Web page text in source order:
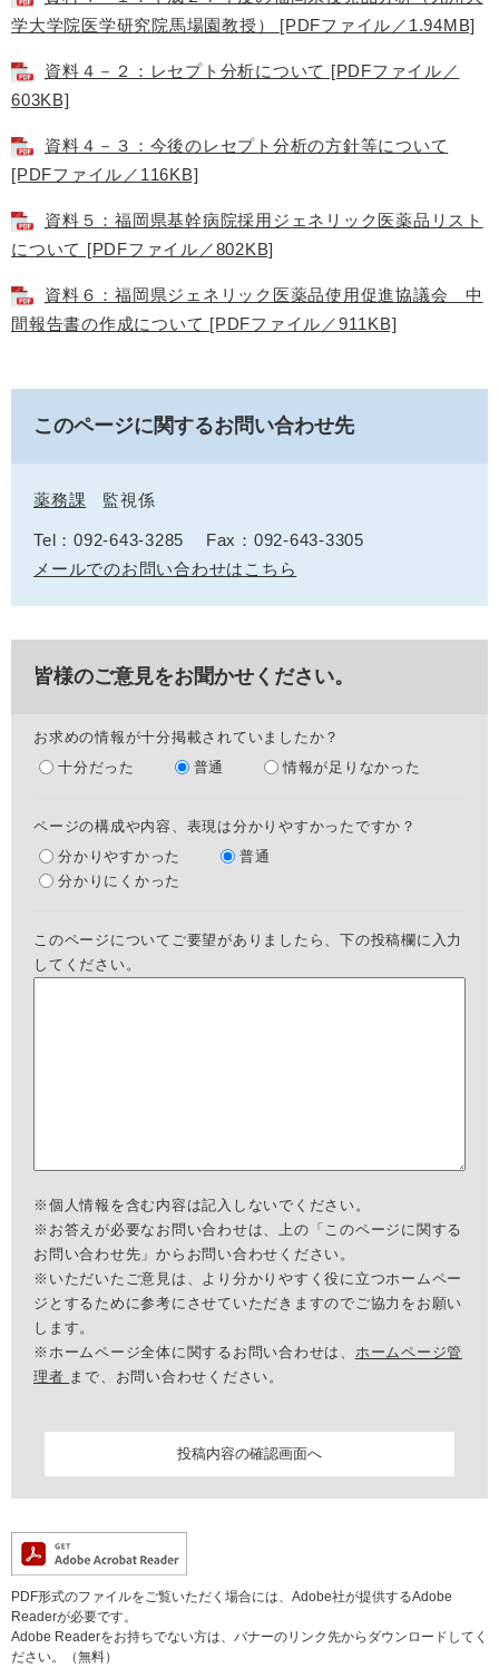
学大学院医学研究院馬場園教授） [PDFファイル／1.94MB]
資料４－２：レセプト分析について [PDFファイル／
603KB]
資料４－３：今後のレセプト分析の方針等について
[PDFファイル／116KB]
資料５：福岡県基幹病院採用ジェネリック医薬品リスト
について [PDFファイル／802KB]
資料６：福岡県ジェネリック医薬品使用促進協議会 中
間報告書の作成について [PDFファイル／911KB]
このページに関するお問い合わせ先
薬務課 監視係
Tel：092-643-3285
Fax：092-643-3305
メールでのお問い合わせはこちら
皆様のご意見をお聞かせください。
お求めの情報が十分掲載されていましたか？
十分だった
普通 情報が足りなかった
ページの構成や内容、表現は分かりやすかったですか？
分かりやすかった
普通
分かりにくかった
このページについてご要望がありましたら、下の投稿欄に入力
してください。
※個人情報を含む内容は記入しないでください。
※お答えが必要なお問い合わせは、上の「このページに関する
お問い合わせ先」からお問い合わせください。
※いただいたご意見は、より分かりやすく役に立つホームペー
ジとするために参考にさせていただきますのでご協力をお願い
します。
※ホームページ全体に関するお問い合わせは、 ホームページ管
理者 まで、お問い合わせください。
PDF形式のファイルをご覧いただく場合には、Adobe社が提供するAdobe
Readerが必要です。
Adobe Readerをお持ちでない方は、バナーのリンク先からダウンロードしてく
ださい。（無料）